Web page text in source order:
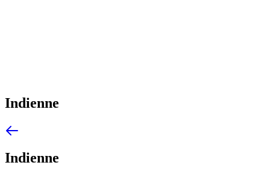
Indienne
Indienne